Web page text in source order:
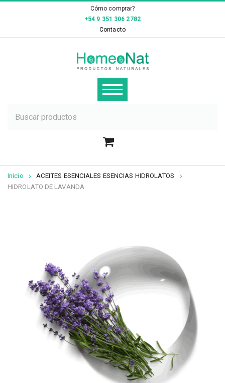
Cómo comprar?
+54 9 351 306 2782
Contacto
Inicio
ACEITES ESENCIALES ESENCIAS HIDROLATOS
HIDROLATO DE LAVANDA